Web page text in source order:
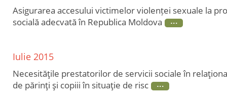
Asigurarea accesului victimelor violenței sexuale la
socială adecvată în Republica Moldova
Iulie 2015
Necesităţile prestatorilor de servicii sociale în
de părinţi şi copiii în situaţie de risc